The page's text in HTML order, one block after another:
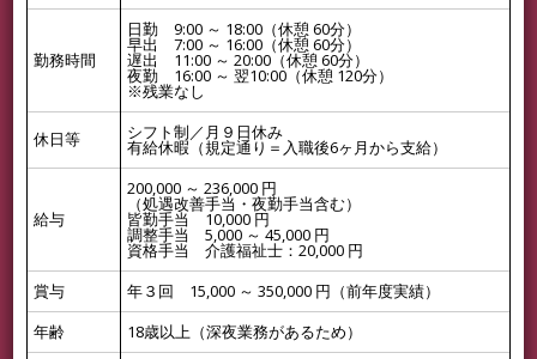
勤務時間
日勤 9:00 ～ 18:00（休憩 60分）
早出 7:00 ～ 16:00（休憩 60分）
遅出 11:00 ～ 20:00（休憩 60分）
夜勤 16:00 ～ 翌10:00（休憩 120分）
※残業なし
休日等 シフト制／月９日休み
有給休暇（規定通り＝入職後6ヶ月から支給）
給与
200,000 ～ 236,000 円
（処遇改善手当・夜勤手当含む）
皆勤手当 10,000 円
調整手当 5,000 ～ 45,000 円
資格手当 介護福祉士：20,000 円
賞与
年３回 15,000 ～ 350,000 円（前年度実績）
年齢
18歳以上（深夜業務があるため）